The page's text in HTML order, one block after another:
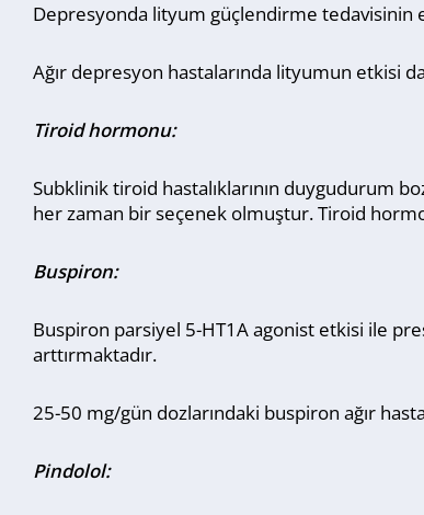
Depresyonda lityum güçlendirme tedavisinin
Ağır depresyon hastalarında lityumun etkisi
Tiroid hormonu:
Subklinik tiroid hastalıklarının duygudurum
her zaman bir seçenek olmuştur. Tiroid
Buspiron:
Buspiron parsiyel 5-HT1A agonist etkisi ile
arttırmaktadır.
25-50 mg/gün dozlarındaki buspiron ağır
Pindolol: